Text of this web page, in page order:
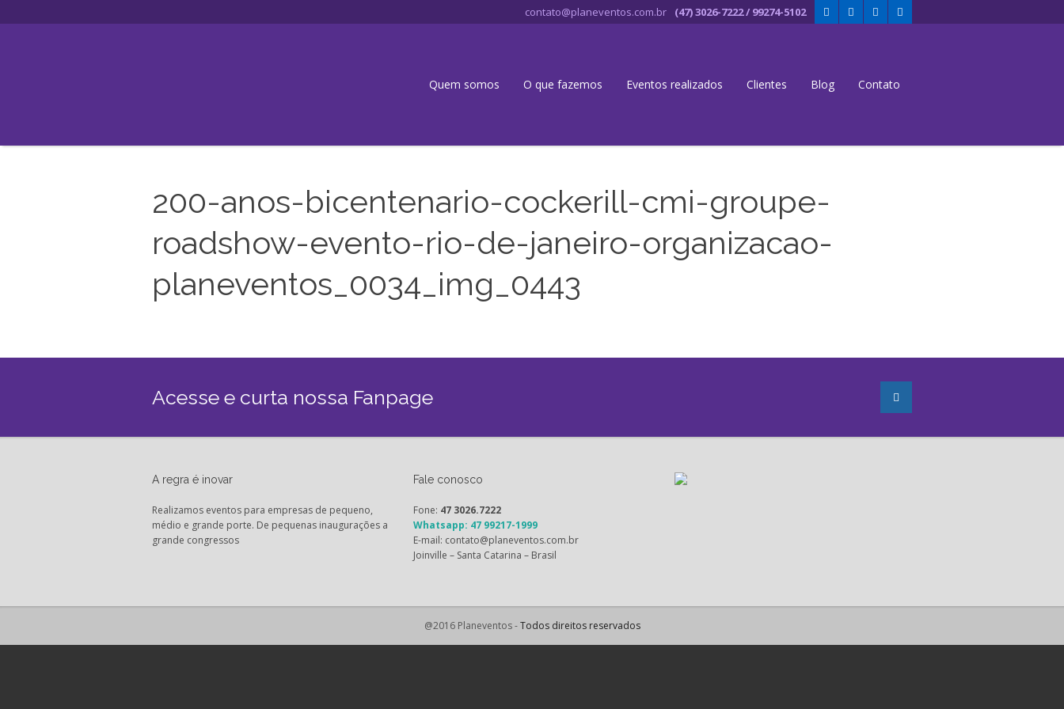
contato@planeventos.com.br (47) 3026-7222 / 99274-5102
Quem somos O que fazemos Eventos realizados Clientes Blog Contato
200-anos-bicentenario-cockerill-cmi-groupe-
roadshow-evento-rio-de-janeiro-organizacao-
planeventos_0034_img_0443
Acesse e curta nossa Fanpage
A regra é inovar
Realizamos eventos para empresas de pequeno,
médio e grande porte. De pequenas inaugurações a
grande congressos
Fale conosco
Fone: 47 3026.7222
Whatsapp: 47 99217-1999
E-mail: contato@planeventos.com.br
Joinville – Santa Catarina – Brasil
@2016 Planeventos -Todos direitos reservados